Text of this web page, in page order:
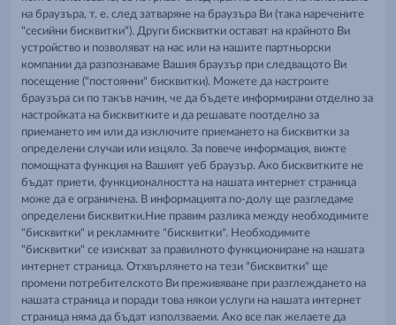
на браузъра, т. е. след затваряне на браузъра Ви (така наречените
"сесийни бисквитки"). Други бисквитки остават на крайното Ви
устройство и позволяват на нас или на нашите партньорски
компании да разпознаваме Вашия браузър при следващото Ви
посещение ("постоянни" бисквитки). Можете да настроите
браузъра си по такъв начин, че да бъдете информирани отделно за
настройката на бисквитките и да решавате поотделно за
приемането им или да изключите приемането на бисквитки за
определени случаи или изцяло. За повече информация, вижте
помощната функция на Вашият уеб браузър. Ако бисквитките не
бъдат приети, функционалността на нашата интернет страница
може да е ограничена. В информацията по-долу ще разгледаме
определени бисквитки.Ние правим разлика между необходимите
"бисквитки" и рекламните "бисквитки". Необходимите
"бисквитки" се изискват за правилното функциониране на нашата
интернет страница. Отхвърлянето на тези "бисквитки" ще
промени потребителското Ви преживяване при разглеждането на
нашата страница и поради това някои услуги на нашата интернет
страница няма да бъдат използваеми. Ако все пак желаете да